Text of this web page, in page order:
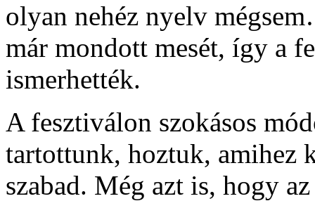
olyan nehéz nyelv
már mondott mesét, így a
ismerhették.
A fesztiválon szokásos
tartottunk, hoztuk, amihez
szabad. Még azt is, hogy